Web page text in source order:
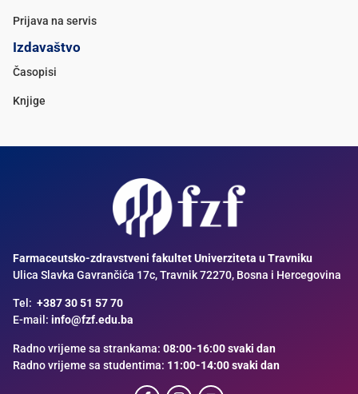
Prijava na servis
Izdavaštvo
Časopisi
Knjige
Farmaceutsko-zdravstveni fakultet Univerziteta u Travniku
Ulica Slavka Gavrančića 17c, Travnik 72270, Bosna i Hercegovina
Tel: +387 30 51 57 70
E-mail: info@fzf.edu.ba
Radno vrijeme sa strankama: 08:00-16:00 svaki dan
Radno vrijeme sa studentima: 11:00-14:00 svaki dan